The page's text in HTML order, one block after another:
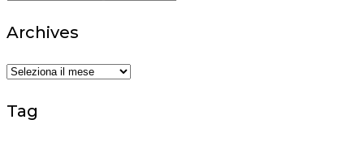
Archives
Archives
Tag